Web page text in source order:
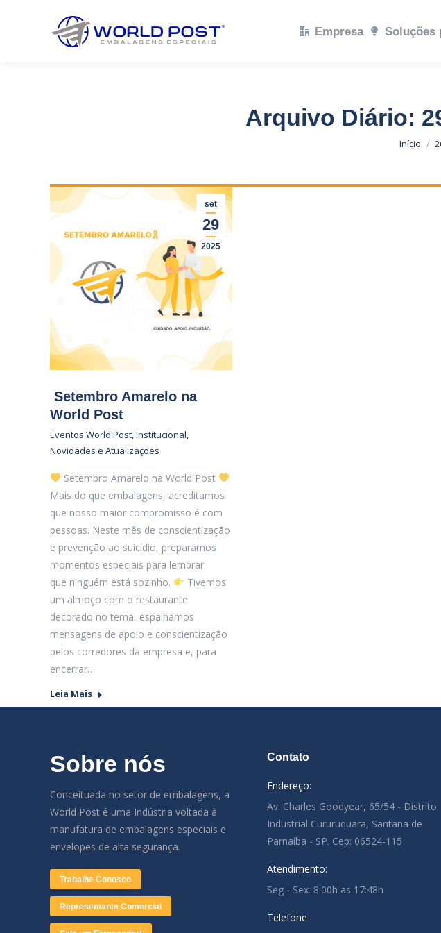
Empresa Soluções
Arquivo Diário:
Você
Início
set
29
2025
Setembro Amarelo na
World Post
Eventos World Post Institucional
Novidades e Atualizações
Setembro Amarelo na World Post
Mais do que embalagens, acreditamos
que nosso maior compromisso é com
pessoas. Neste mês de conscientização
e prevenção ao suicídio, preparamos
momentos especiais para lembrar
que ninguém está sozinho.
Tivemos
um almoço com o restaurante
decorado no tema, espalhamos
mensagens de apoio e conscientização
pelos corredores da empresa e, para
encerrar…
Leia Mais
Sobre nós
Conceituada no setor de embalagens, a
World Post é uma Indústria voltada à
manufatura de embalagens especiais e
envelopes de alta segurança.
Trabalhe Conosco
Representante Comercial
Contato
Endereço:
Av. Charles Goodyear, 65/54 - Distrito
Industrial Cururuquara, Santana de
Parnaíba - SP. Cep: 06524-115
Atendimento:
Seg - Sex: 8:00h as 17:48h
Telefone
Empresa Soluções por Segmento